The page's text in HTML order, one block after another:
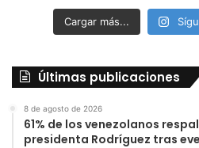
Cargar más...
Últimas publicaciones
8 de agosto de 2026
61% de los venezolanos
presidenta Rodríguez tras